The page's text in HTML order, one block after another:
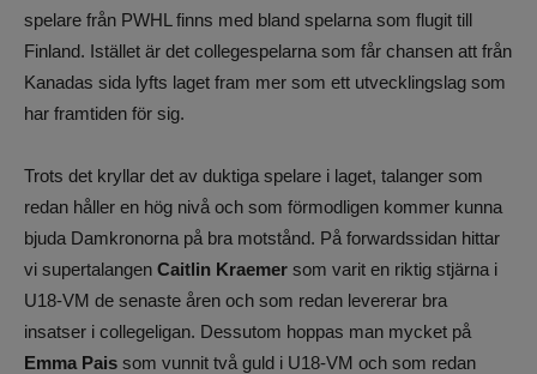
spelare från PWHL finns med bland spelarna som flugit till
Finland. Istället är det collegespelarna som får chansen att från
Kanadas sida lyfts laget fram mer som ett utvecklingslag som
har framtiden för sig.
Trots det kryllar det av duktiga spelare i laget, talanger som
redan håller en hög nivå och som förmodligen kommer kunna
bjuda Damkronorna på bra motstånd. På forwardssidan hittar
vi supertalangen Caitlin Kraemer som varit en riktig stjärna i
U18-VM de senaste åren och som redan levererar bra
insatser i collegeligan. Dessutom hoppas man mycket på
Emma Pais som vunnit två guld i U18-VM och som redan